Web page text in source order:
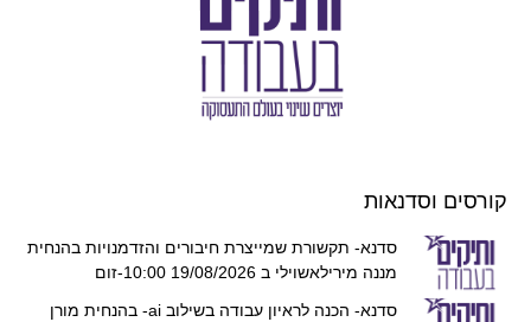
קורסים וסדנאות
סדנא- תקשורת שמייצרת חיבורים והזדמנויות בהנחית
מננה מירילאשוילי ב 19/08/2026 10:00-זום
סדנא- הכנה לראיון עבודה בשילוב ai- בהנחית מורן